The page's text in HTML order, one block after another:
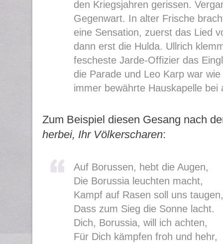
den Kriegsjahren gerissen.
Gegenwart. In alter Frische
eine Sensation, zuerst das Lied
dann erst die Hulda. Ullrich
fescheste Jarde-Offizier das
die Parade und Leo Karp war
immer bewährte Hauskapelle bei
Zum Beispiel diesen Gesang nach
herbei, Ihr Völkerscharen:
Auf Borussen, hebt die Augen,
Die Borussia leuchten macht,
Kampf auf Rasen soll uns
Dass zum Sieg die Sonne lacht.
Dich, Borussia, will ich achten,
Für Dich kämpfen froh und hehr,